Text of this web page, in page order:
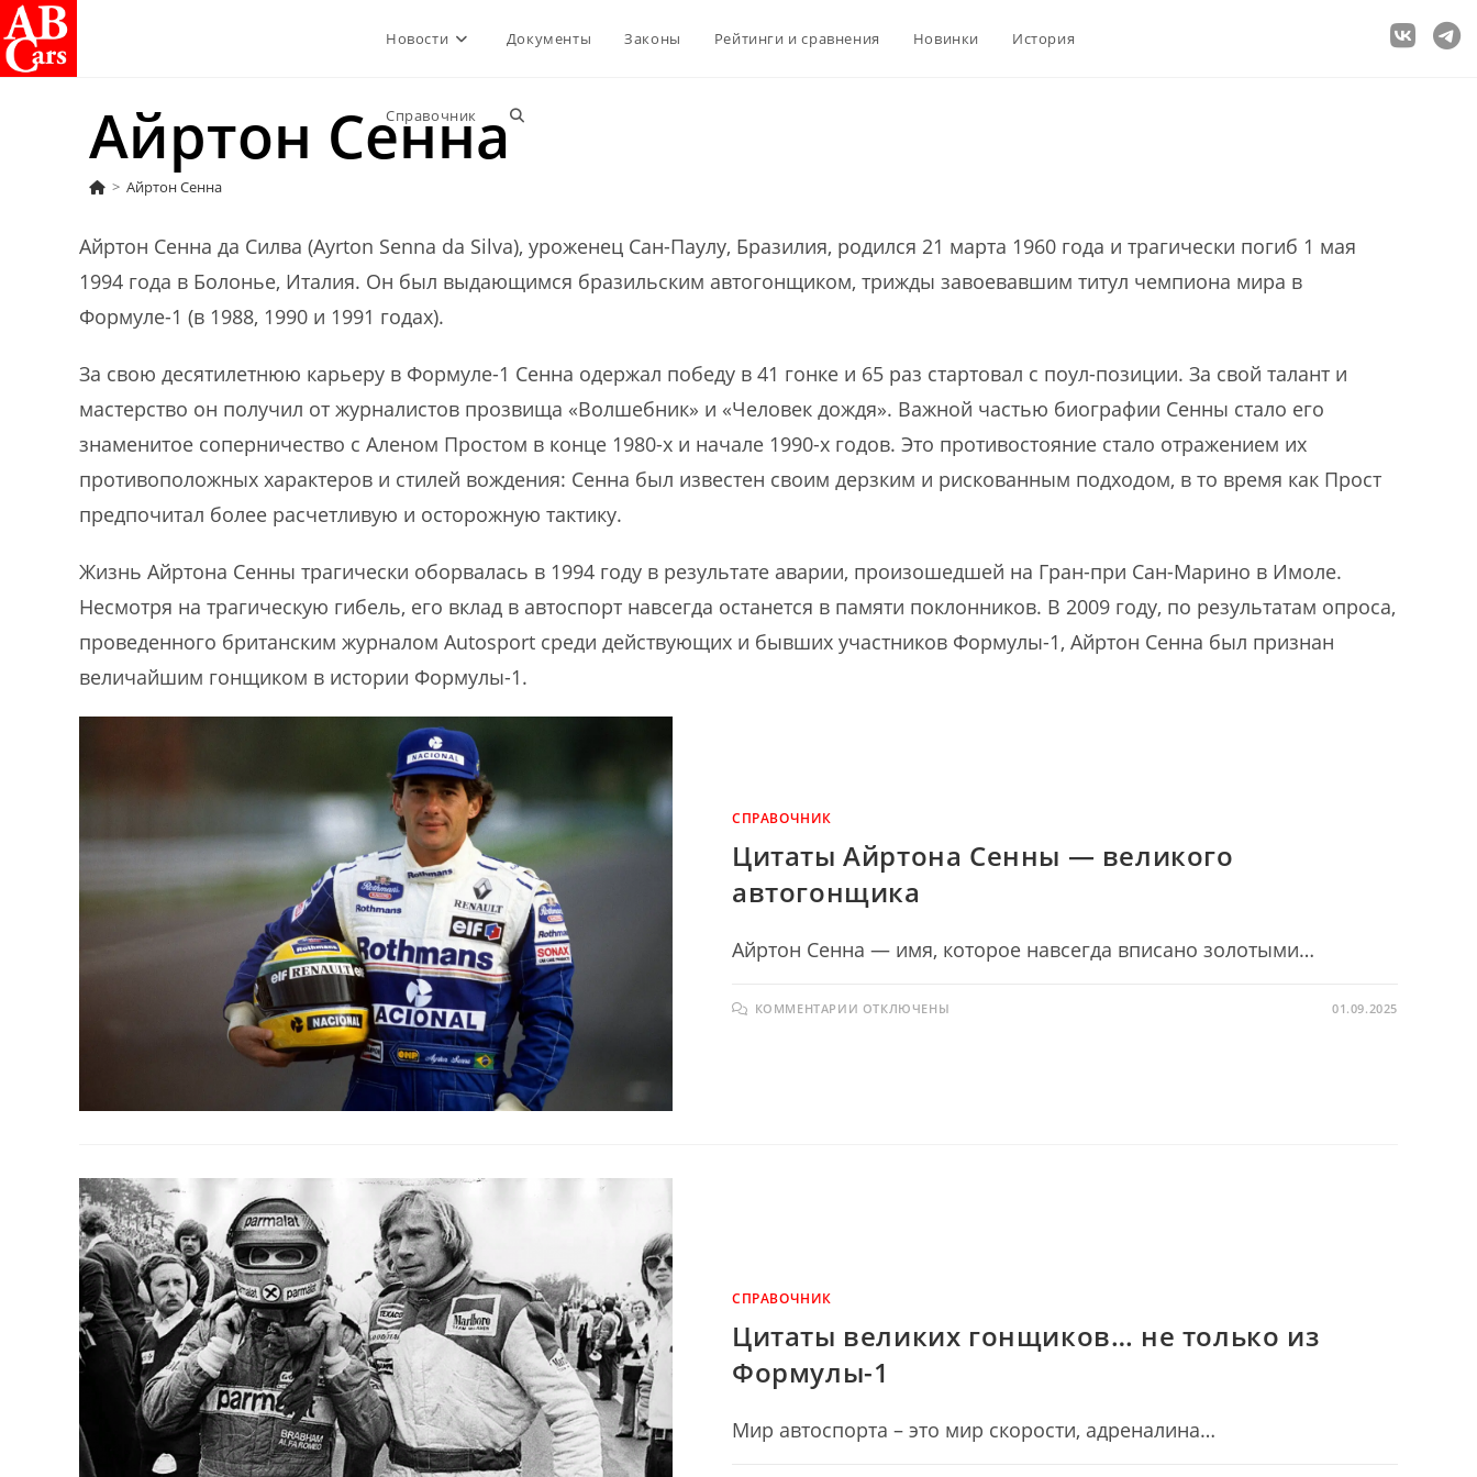
Перейти
к
содержимому
Новости Документы Законы Рейтинги и сравнения Новинки История
Справочник Переключить
сайту
Айртон Сенна
> Айртон Сенна
Айртон Сенна да Силва (Ayrton Senna da Silva), уроженец Сан-Паулу, Бразилия, родился 21 марта 1960 года и трагически погиб 1 мая
1994 года в Болонье, Италия. Он был выдающимся бразильским автогонщиком, трижды завоевавшим титул чемпиона мира в
Формуле-1 (в 1988, 1990 и 1991 годах).
За свою десятилетнюю карьеру в Формуле-1 Сенна одержал победу в 41 гонке и 65 раз стартовал с поул-позиции. За свой талант и
мастерство он получил от журналистов прозвища «Волшебник» и «Человек дождя». Важной частью биографии Сенны стало его
знаменитое соперничество с Аленом Простом в конце 1980-х и начале 1990-х годов. Это противостояние стало отражением их
противоположных характеров и стилей вождения: Сенна был известен своим дерзким и рискованным подходом, в то время как Прост
предпочитал более расчетливую и осторожную тактику.
Жизнь Айртона Сенны трагически оборвалась в 1994 году в результате аварии, произошедшей на Гран-при Сан-Марино в Имоле.
Несмотря на трагическую гибель, его вклад в автоспорт навсегда останется в памяти поклонников. В 2009 году, по результатам опроса,
проведенного британским журналом Autosport среди действующих и бывших участников Формулы-1, Айртон Сенна был признан
величайшим гонщиком в истории Формулы-1.
СПРАВОЧНИК
Цитаты Айртона Сенны — великого
автогонщика
Айртон Сенна — имя, которое навсегда вписано золотыми…
КОММЕНТАРИИ КОТКЛЮЧЕНЫ 01.09.2025
СПРАВОЧНИК
Цитаты великих гонщиков… не только из
Формулы-1
Мир автоспорта – это мир скорости, адреналина…